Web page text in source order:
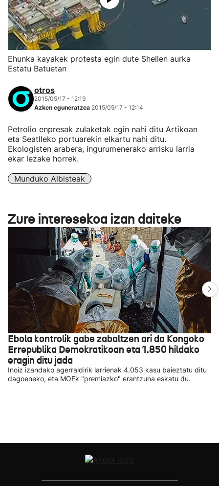
Ehunka kayakek protesta egin dute Shellen aurka
Estatu Batuetan
otros
2015/05/17 - 12:19
Azken eguneratzea 2015/05/17 - 12:14
Petrolio enpresak zulaketak egin nahi ditu Artikoan
eta Seatlleko portuarekin elkartu nahi ditu.
Ekologisten arabera, ingurumenerako arrisku larria
ekar lezake horrek.
Munduko Albisteak
Zure interesekoa izan daiteke
Ebola kontrolik gabe zabaltzen ari da Kongoko
Errepublika Demokratikoan eta 1.850 hildako
eragin ditu jada
Inoiz izandako agerraldirik larrienak 4.053 kasu baieztatu ditu
dagoeneko, eta MOEk "premiazko" erantzuna eskatu du.